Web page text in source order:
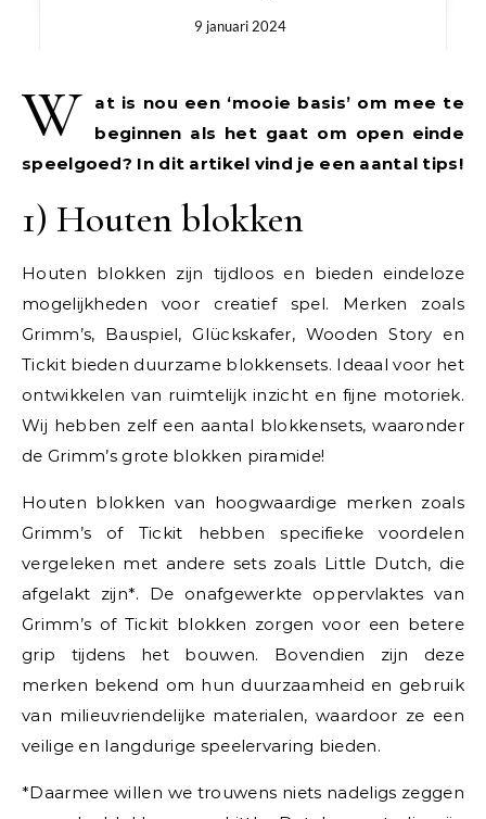
9 januari 2024
W
at is nou een ‘mooie basis’ om mee te
beginnen als het gaat om open einde
speelgoed? In dit artikel vind je een aantal tips!
1) Houten blokken
Houten blokken zijn tijdloos en bieden eindeloze
mogelijkheden voor creatief spel. Merken zoals
Grimm’s, Bauspiel, Glückskafer, Wooden Story en
Tickit bieden duurzame blokkensets. Ideaal voor het
ontwikkelen van ruimtelijk inzicht en fijne motoriek.
Wij hebben zelf een aantal blokkensets, waaronder
de Grimm’s grote blokken piramide!
Houten blokken van hoogwaardige merken zoals
Grimm’s of Tickit hebben specifieke voordelen
vergeleken met andere sets zoals Little Dutch, die
afgelakt zijn*. De onafgewerkte oppervlaktes van
Grimm’s of Tickit blokken zorgen voor een betere
grip tijdens het bouwen. Bovendien zijn deze
merken bekend om hun duurzaamheid en gebruik
van milieuvriendelijke materialen, waardoor ze een
veilige en langdurige speelervaring bieden.
*Daarmee willen we trouwens niets nadeligs zeggen